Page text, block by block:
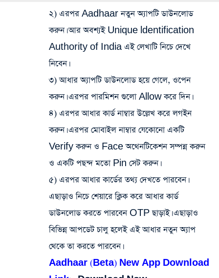
২) এরপর Aadhaar নতুন অ্যাপটি ডাউনলোড
করুন। আর অবশ্যই Unique ldentification
Authority of India এই লেখাটি নিচে দেখে
নিবেন।
৩) আধার অ্যাপটি ডাউনলোড হয়ে গেলে, ওপেন
করুন। এরপর পারমিশন গুলো Allow করে দিন।
৪) এরপর আধার কার্ড নাম্বার উল্লেখ করে লগইন
করুন। এরপর মোবাইল নাম্বার যেকোনো একটি
Verify করুন ও Face অথেনটিকেশন সম্পন্ন করুন
ও একটি পছন্দ মতো Pin সেট করুন।
৫) এরপর আধার কার্ডের তথ্য দেখতে পারবেন।
এছাড়াও নিচে শেয়ারে ক্লিক করে আধার কার্ড
ডাউনলোড করতে পারবেন OTP ছাড়াই। এছাড়াও
বিভিন্ন আপডেট চালু হলেই এই আধার নতুন অ্যাপ
থেকে তা করতে পারবেন।
Aadhaar (Beta) New App Download